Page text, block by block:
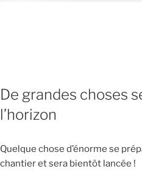
De grandes choses
l’horizon
Quelque chose d’énorme se
chantier et sera bientôt lancée !